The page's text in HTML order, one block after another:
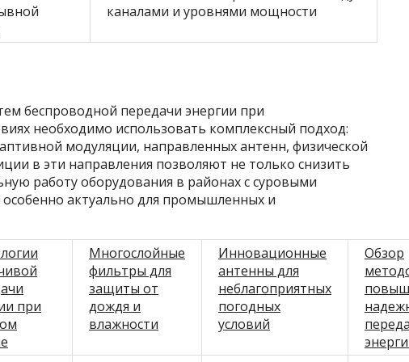
каналами и уровнями мощности
беспроводной передачи энергии при
необходимо использовать комплексный подход:
модуляции, направленных антенн, физической
в эти направления позволяют не только снизить
работу оборудования в районах с суровыми
актуально для промышленных и
при
Многослойные
фильтры для
защиты от
дождя и
влажности
Инновационные
антенны для
неблагоприятных
погодных
условий
Обзор